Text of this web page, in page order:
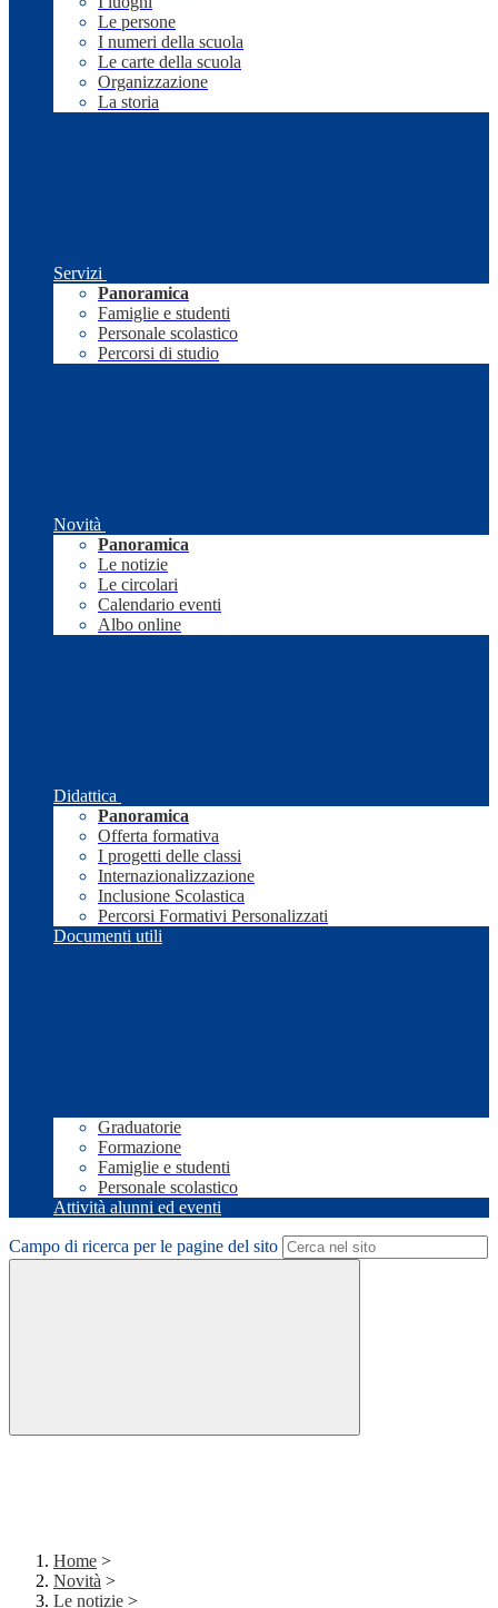
Le persone
I numeri della scuola
Le carte della scuola
Organizzazione
La storia
Servizi
Panoramica
Famiglie e studenti
Personale scolastico
Percorsi di studio
Novità
Panoramica
Le notizie
Le circolari
Calendario eventi
Albo online
Didattica
Panoramica
Offerta formativa
I progetti delle classi
Internazionalizzazione
Inclusione Scolastica
Percorsi Formativi Personalizzati
Documenti utili
Graduatorie
Formazione
Famiglie e studenti
Personale scolastico
Attività alunni ed eventi
Campo di ricerca per le pagine del sito
Home >
Novità >
Le notizie >